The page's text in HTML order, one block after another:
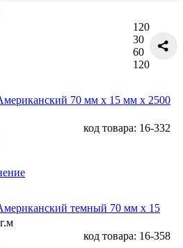
120
30
60
120
70 мм х 15 мм х 2500
код товара: 16-332
темный 70 мм х 15
код товара: 16-358